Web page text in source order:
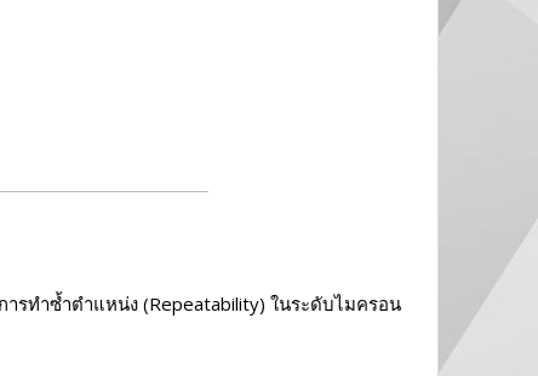
รทำซ้ำตำแหน่ง (Repeatability) ในระดับไมครอน